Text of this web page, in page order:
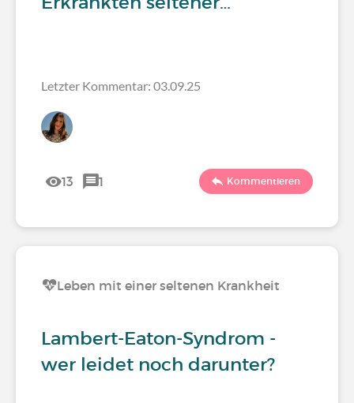
Letzter Kommentar: 03.09.25
13 1 Kommentieren
Leben mit einer seltenen Krankheit
Lambert-Eaton-Syndrom -
wer leidet noch darunter?